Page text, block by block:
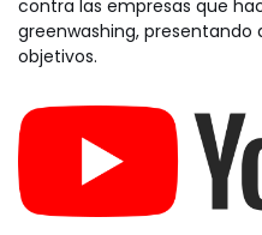
contra las empresas que
greenwashing,
objetivos.